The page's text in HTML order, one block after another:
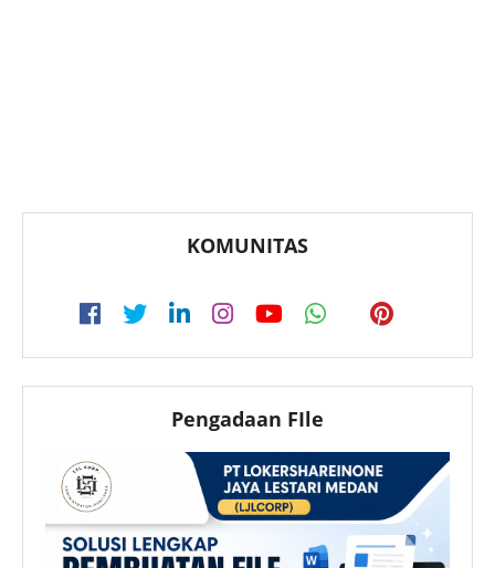
KOMUNITAS
Pengadaan FIle